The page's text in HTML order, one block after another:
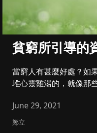
貧窮所引導的
當窮人有甚麼好處？如
堆心靈雞湯的，就像那
June 29, 2021
鄭立